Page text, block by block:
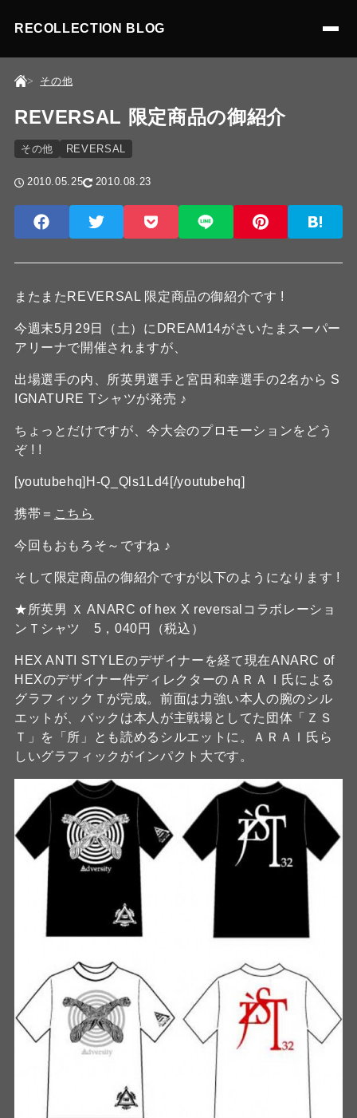
RECOLLECTION BLOG
その他
REVERSAL 限定商品の御紹介
その他 REVERSAL
2010.05.25 2010.08.23
またまたREVERSAL 限定商品の御紹介です !
今週末5月29日（土）にDREAM14がさいたまスーパー
アリーナで開催されますが、
出場選手の内、所英男選手と宮田和幸選手の2名から S
IGNATURE Tシャツが発売 ♪
ちょっとだけですが、今大会のプロモーションをどう
ぞ ! !
[youtubehq]H-Q_Qls1Ld4[/youtubehq]
携帯＝ こちら
今回もおもろそ～ですね ♪
そして限定商品の御紹介ですが以下のようになります !
★所英男 Ｘ ANARC of hex X reversalコラボレーショ
ンＴシャツ 5，040円（税込）
HEX ANTI STYLEのデザイナーを経て現在ANARC of
HEXのデザイナー件ディレクターのＡＲＡＩ氏による
グラフィックＴが完成。前面は力強い本人の腕のシル
エットが、バックは本人が主戦場としてた団体「ＺＳ
Ｔ」を「所」とも読めるシルエットに。ＡＲＡＩ氏ら
しいグラフィックがインパクト大です。